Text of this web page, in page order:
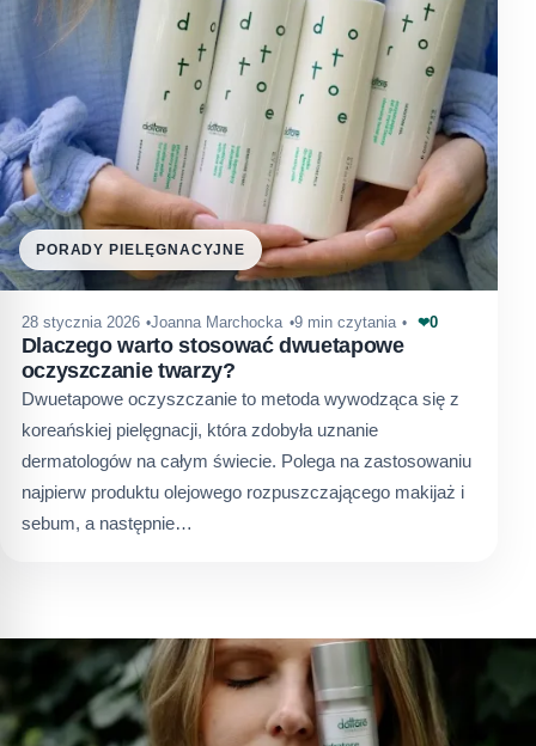
PORADY PIELĘGNACYJNE
28 stycznia 2026 Joanna Marchocka 9 min czytania ❤0
Dlaczego warto stosować dwuetapowe
oczyszczanie twarzy?
Dwuetapowe oczyszczanie to metoda wywodząca się z
koreańskiej pielęgnacji, która zdobyła uznanie
dermatologów na całym świecie. Polega na zastosowaniu
najpierw produktu olejowego rozpuszczającego makijaż i
sebum, a następnie…